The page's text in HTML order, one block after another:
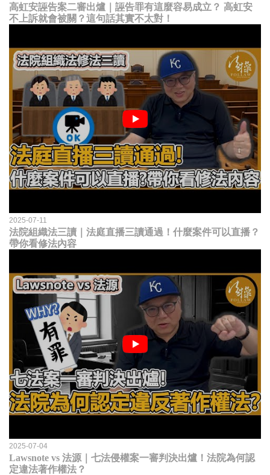
高虹安誣告案二審出爐｜誣告罪有這麼容易成立？ 高虹安
不上訴就會被關？這句話其實不太對！
2025-07-11
法院組織法三讀｜法庭直播三讀通過！什麼案件可以直播？
帶你看修法內容
2025-07-04
Lawsnote vs 法源｜七法侵權案一審判決出爐！法院為何認
定違法著作權法？